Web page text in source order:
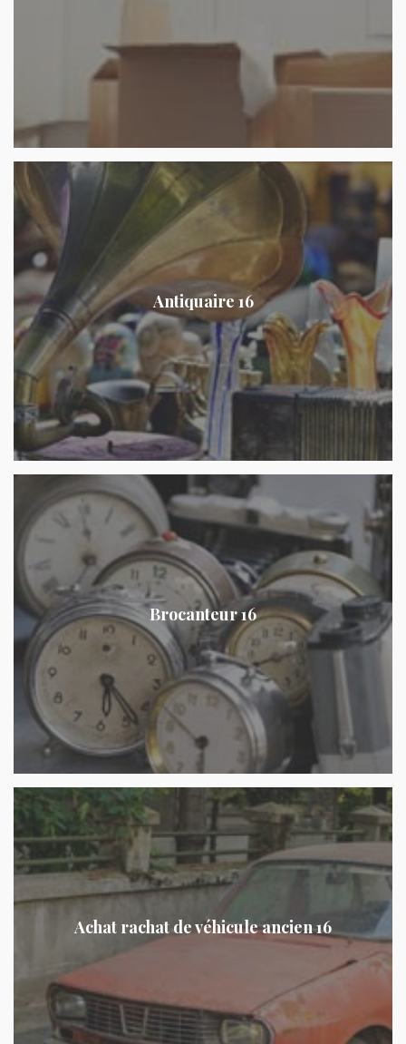
Antiquaire 16
Brocanteur 16
Achat rachat de véhicule ancien 16